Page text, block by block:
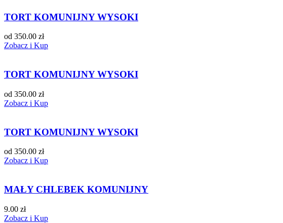
TORT KOMUNIJNY WYSOKI
od 350.00 zł
Zobacz i Kup
TORT KOMUNIJNY WYSOKI
od 350.00 zł
Zobacz i Kup
TORT KOMUNIJNY WYSOKI
od 350.00 zł
Zobacz i Kup
MAŁY CHLEBEK KOMUNIJNY
9.00 zł
Zobacz i Kup